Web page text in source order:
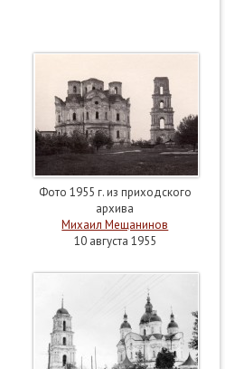
Фото 1955 г. из приходского
архива
Михаил Мещанинов
10 августа 1955